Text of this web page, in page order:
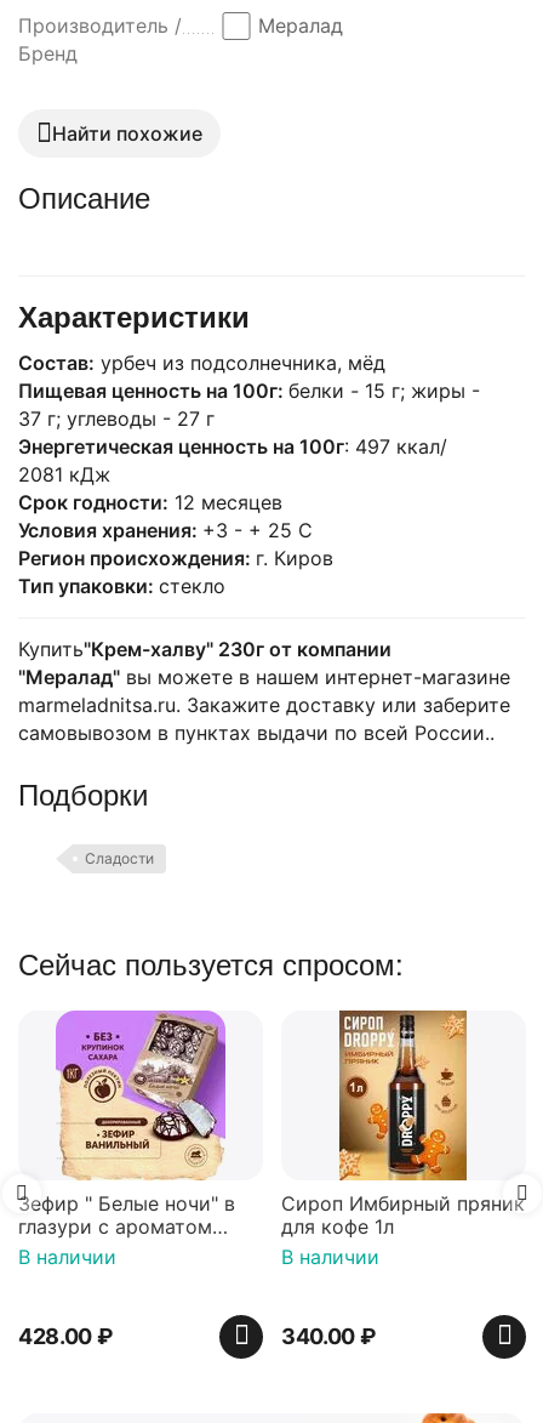
Производитель /
Бренд
Мералад
Найти похожие
Описание
Характеристики
Состав: урбеч из подсолнечника, мёд
Пищевая ценность на 100г: белки - 15 г; жиры -
37 г; углеводы - 27 г
Энергетическая ценность на 100г: 497 ккал/
2081 кДж
Срок годности: 12 месяцев
Условия хранения: +3 - + 25 С
Регион происхождения: г. Киров
Тип упаковки: стекло
Купить"Крем-халву" 230г от компании
"Мералад" вы можете в нашем интернет-магазине
marmeladnitsa.ru. Закажите доставку или заберите
самовывозом в пунктах выдачи по всей России..
Подборки
Сладости
Сейчас пользуется спросом:
Сироп Имбирный пряник
для кофе 1л
В наличии
340.00
Вафли Голландские с
карамельной
16 шт по 36 г ТМ
В наличии
439.00